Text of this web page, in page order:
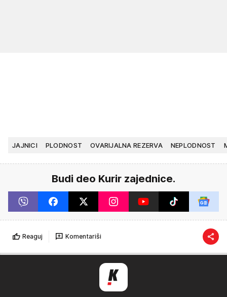
JAJNICI PLODNOST OVARIJALNA REZERVA NEPLODNOST
Budi deo Kurir zajednice.
Reaguj Komentariši